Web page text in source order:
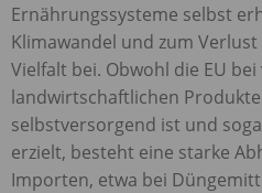
Ernährungssysteme selbst
Klimawandel und zum
Vielfalt bei. Obwohl die EU bei
landwirtschaftlichen
selbstversorgend ist und
erzielt, besteht eine starke
Importen, etwa bei